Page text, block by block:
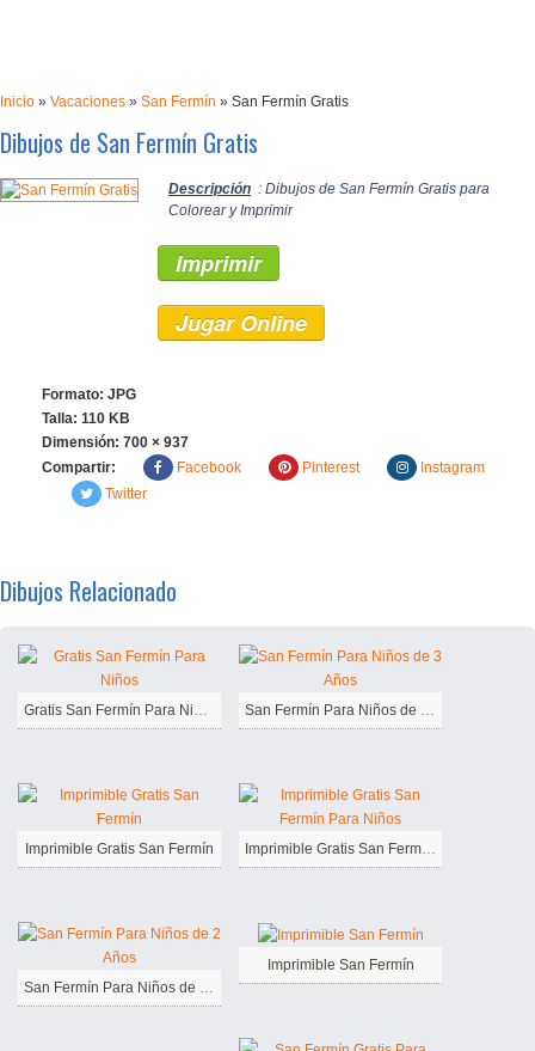
Inicio » Vacaciones » San Fermín » San Fermín Gratis
Dibujos de San Fermín Gratis
Descripción : Dibujos de San Fermín Gratis para
Colorear y Imprimir
Imprimir
Jugar Online
Formato: JPG
Talla: 110 KB
Dimensión: 700 × 937
Compartir:
Facebook Pinterest
Instagram
Twitter
Dibujos Relacionado
Gratis San Fermín Para Niños San Fermín Para Niños de 3 Años
Imprimible Gratis San Fermín Imprimible Gratis San Fermín Para Niños
San Fermín Para Niños de 2 Años
Imprimible San Fermín